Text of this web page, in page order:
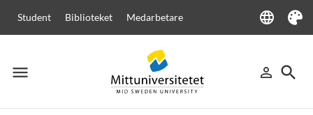
Student Biblioteket Medarbetare language
Language
Tema
menu
Meny person_outline
Logga in
search
Sök